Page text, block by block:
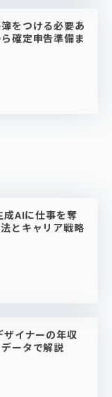
をつける必要あ
確定申告準備ま
AIに仕事を奪
とキャリア戦略
イナーの年収
ータで解説